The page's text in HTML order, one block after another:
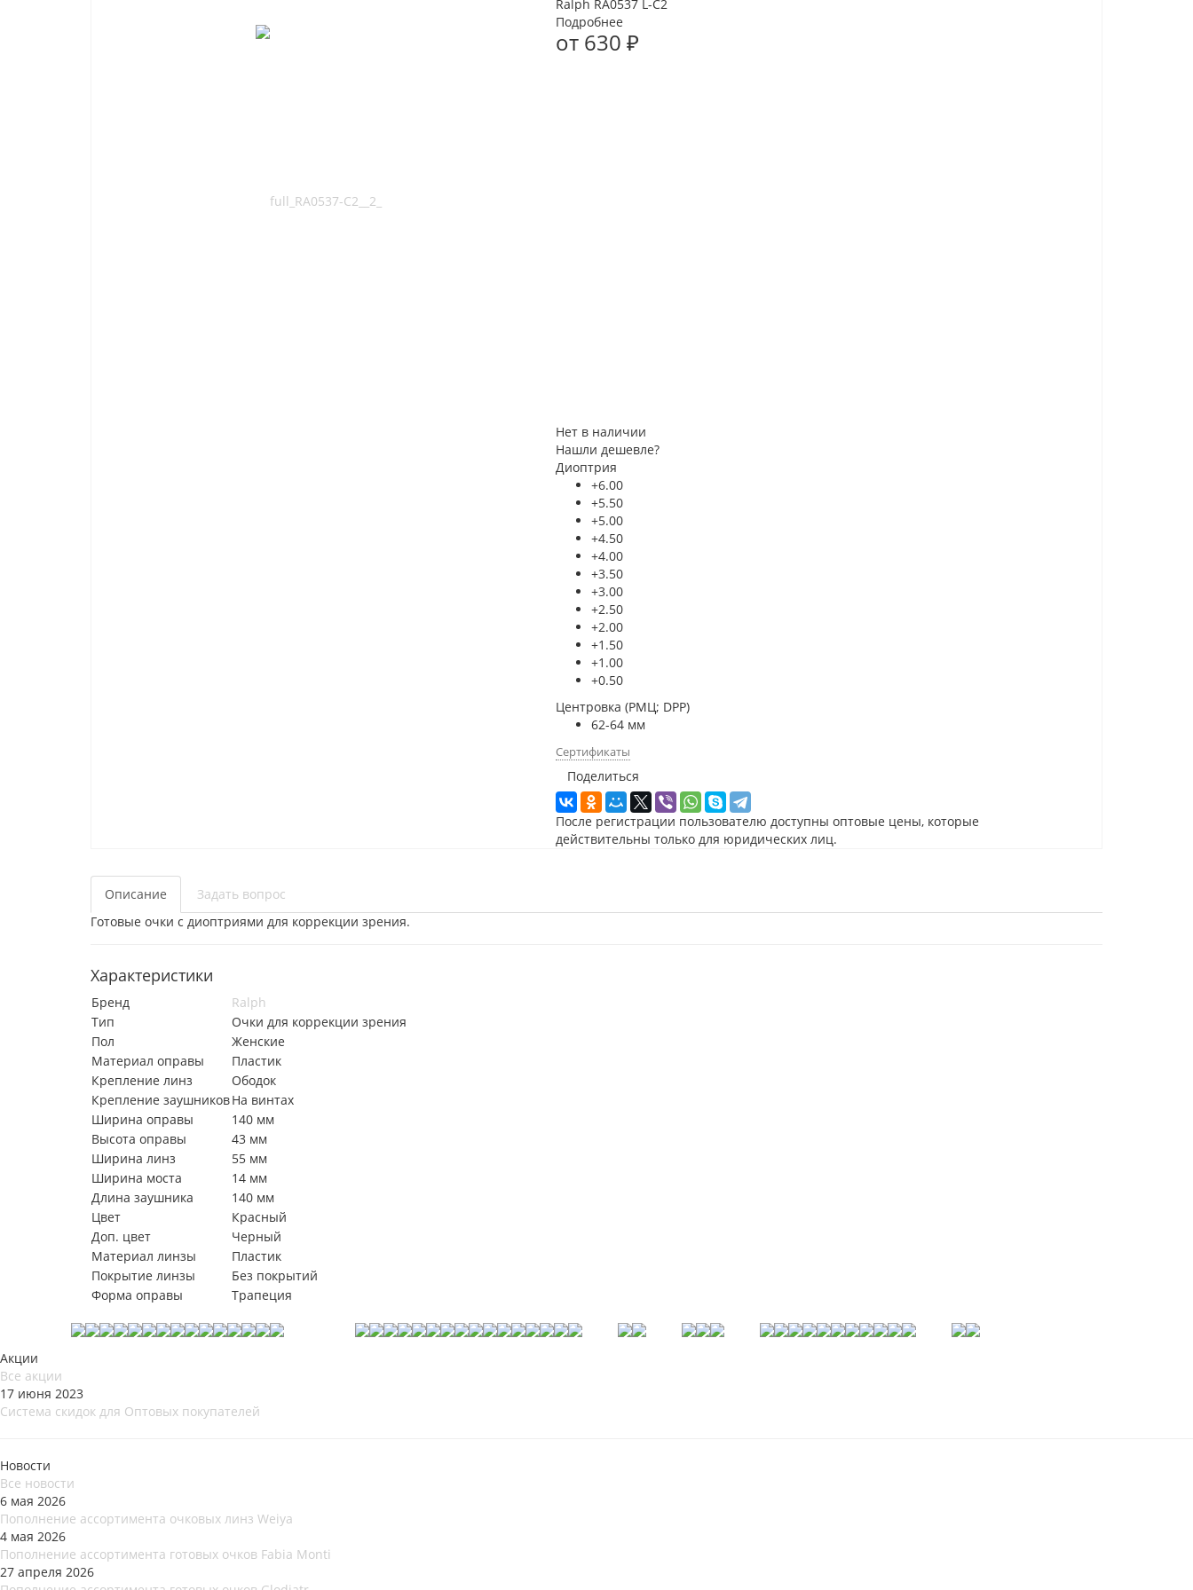
Ralph RA0537 L-C2
Подробнее
от 630 ₽
Нет в наличии
Нашли дешевле?
Диоптрия
+6.00
+5.50
+5.00
+4.50
+4.00
+3.50
+3.00
+2.50
+2.00
+1.50
+1.00
+0.50
Центровка (РМЦ; DPP)
62-64 мм
Сертификаты
Поделиться
После регистрации пользователю доступны оптовые цены, которые
действительны только для юридических лиц.
Описание
Задать вопрос
Готовые очки с диоптриями для коррекции зрения.
Характеристики
Бренд
Ralph
Тип
Очки для коррекции зрения
Пол
Женские
Материал оправы
Пластик
Крепление линз
Ободок
Крепление заушниковНа винтах
Ширина оправы
140 мм
Высота оправы
43 мм
Ширина линз
55 мм
Ширина моста
14 мм
Длина заушника
140 мм
Цвет
Красный
Доп. цвет
Черный
Материал линзы
Пластик
Покрытие линзы
Без покрытий
Форма оправы
Трапеция
Акции
Все акции
17 июня 2023
Система скидок для Оптовых покупателей
Новости
Все новости
6 мая 2026
Пополнение ассортимента очковых линз Weiya
4 мая 2026
Пополнение ассортимента готовых очков Fabia Monti
27 апреля 2026